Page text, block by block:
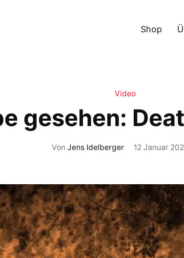
Shop
Video
gesehen:
Von Jens Idelberger 12 Januar